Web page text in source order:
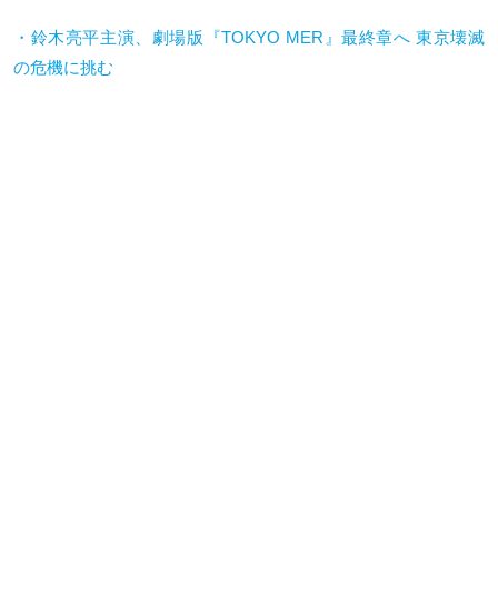
・鈴木亮平主演、劇場版『TOKYO MER』最終章へ 東京壊滅
の危機に挑む